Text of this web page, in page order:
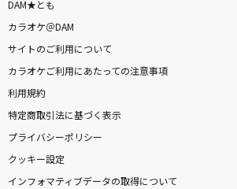
DAM★とも
カラオケ＠DAM
サイトのご利用について
カラオケご利用にあたっての注意事項
利用規約
特定商取引法に基づく表示
プライバシーポリシー
クッキー設定
インフォマティブデータの取得について